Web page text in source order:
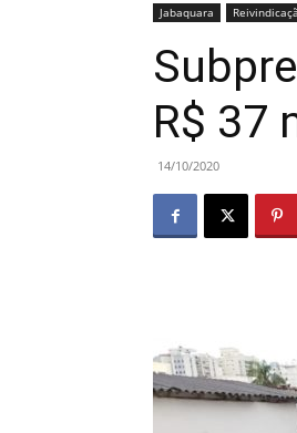
Jabaquara
R$ 37
14/10/2020